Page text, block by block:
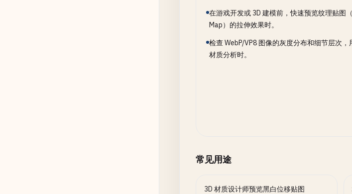
在游戏开发或 3D 建模前，快速预览纹理贴图
Map）的拉伸效果时。
检查 WebP/VP8 图像的灰度分布和细节层次
材质分析时。
常见用途
3D 材质设计师预览黑白位移贴图